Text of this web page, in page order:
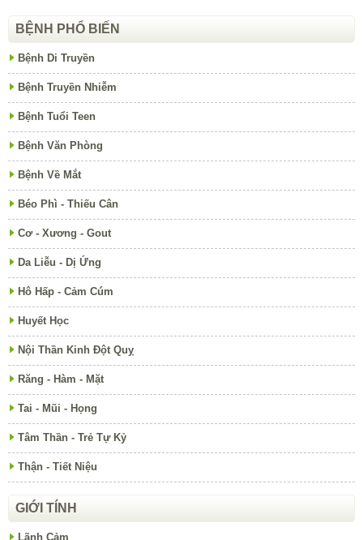
BỆNH PHỔ BIẾN
Bệnh Di Truyền
Bệnh Truyền Nhiễm
Bệnh Tuổi Teen
Bệnh Văn Phòng
Bệnh Về Mắt
Béo Phì - Thiếu Cân
Cơ - Xương - Gout
Da Liễu - Dị Ứng
Hô Hấp - Cảm Cúm
Huyết Học
Nội Thần Kinh Đột Quỵ
Răng - Hàm - Mặt
Tai - Mũi - Họng
Tâm Thần - Trẻ Tự Kỷ
Thận - Tiết Niệu
GIỚI TÍNH
Lãnh Cảm